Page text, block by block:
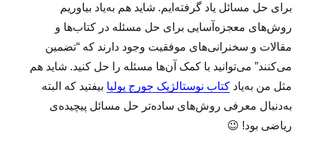
ح
س
ئ
برای حل مسائل یاد گرفته‌ایم. شاید هم به‌یاد بیاوریم
روش‌های معجزه‌آسایی برای حل مسئله در کتاب‌ها و
مقالات و سخنرانی‌های موفقیت وجود دارند که “تضمین
می‌کنند” می‌توانید با کمک آن‌ها مسئله را حل کنید. شاید هم
مثل من به‌یادکتاب نوستالژیک جورج پولیا بیفتید که البته
به‌دنبال معرفی روش‌های ساده‌تر حل مسائل پیچیده‌ی
ریاضی بود! 😉